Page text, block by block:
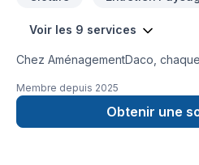
Voir les 9 services
Chez AménagementDaco,
paysager, Excavation,
Pavé uni, Paysagement, Piscine,
l'occasion de démontrer notre
Membre depuis 2025
Obtenir une